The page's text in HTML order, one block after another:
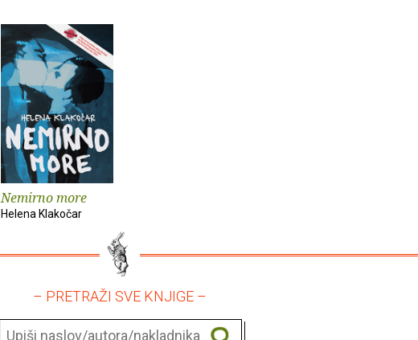
Nemirno more
Helena Klakočar
– PRETRAŽI SVE KNJIGE –